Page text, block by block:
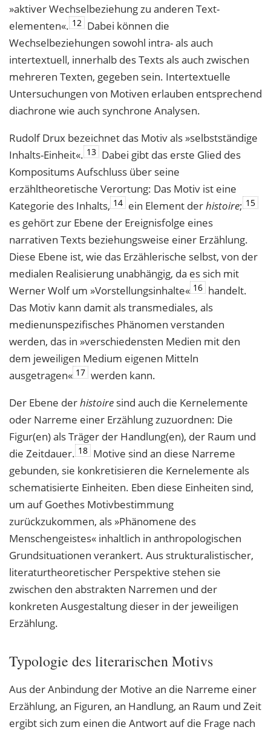
»aktiver Wechselbeziehung zu anderen Text­
elementen«. 12 Dabei können die
Wechselbeziehungen sowohl intra- als auch
intertextuell, innerhalb des Texts als auch zwischen
mehreren Texten, gegeben sein. Intertextuelle
Untersuchungen von Motiven erlauben entsprechend
diachrone wie auch synchrone Analysen.
Rudolf Drux bezeichnet das Motiv als »selbstständige
Inhalts-Einheit«. 13 Dabei gibt das erste Glied des
Kompositums Aufschluss über seine
erzähltheoretische Verortung: Das Motiv ist eine
Kategorie des Inhalts, 14 ein Element derhistoire; 15
es gehört zur Ebene der Ereignisfolge eines
narrativen Texts beziehungsweise einer Erzählung.
Diese Ebene ist, wie das Erzählerische selbst, von der
medialen Realisierung unabhängig, da es sich mit
Werner Wolf um »Vorstellungsinhalte« 16 handelt.
Das Motiv kann damit als transmediales, als
medienunspezifisches Phänomen verstanden
werden, das in »verschiedensten Medien mit den
dem jeweiligen Medium eigenen Mitteln
ausgetragen« 17 werden kann.
Der Ebene derhistoire sind auch die Kernelemente
oder Narreme einer Erzählung zuzuordnen: Die
Figur(en) als Träger der Handlung(en), der Raum und
die Zeitdauer. 18 Motive sind an diese Narreme
gebunden, sie konkretisieren die Kernelemente als
schematisierte Einheiten. Eben diese Einheiten sind,
um auf Goethes Motivbestimmung
zurückzukommen, als »Phänomene des
Menschengeistes« inhaltlich in anthropologischen
Grundsituationen verankert. Aus strukturalistischer,
literaturtheoretischer Perspektive stehen sie
zwischen den abstrakten Narremen und der
konkreten Ausgestaltung dieser in der jeweiligen
Erzählung.
Typologie des literarischen Motivs
Aus der Anbindung der Motive an die Narreme einer
Erzählung, an Figuren, an Handlung, an Raum und Zeit
ergibt sich zum einen die Antwort auf die Frage nach